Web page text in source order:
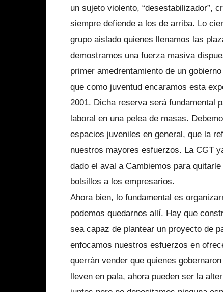
un sujeto violento, “desestabilizador”,
siempre defiende a los de arriba. Lo
grupo aislado quienes llenamos las
demostramos una fuerza masiva
primer amedrentamiento de un
que como juventud encaramos esta
2001. Dicha reserva será fundamental
laboral en una pelea de masas.
espacios juveniles en general, que la
nuestros mayores esfuerzos. La CGT
dado el aval a Cambiemos para
bolsillos a los empresarios.
Ahora bien, lo fundamental es
podemos quedarnos allí. Hay que
sea capaz de plantear un proyecto de
enfocamos nuestros esfuerzos en
querrán vender que quienes
lleven en pala, ahora pueden ser la